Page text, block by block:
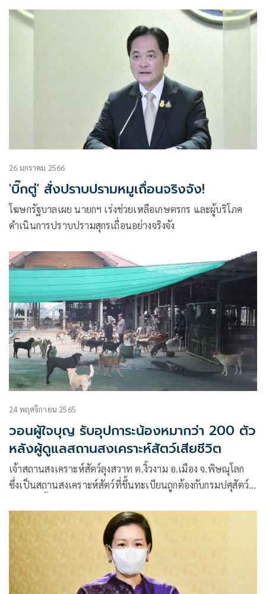
26 มกราคม 2566
'บิ๊กตู่' สั่งปราบปรามหมูเถื่อนจริงจัง!
โฆษกรัฐบาลเผย นายกฯ เร่งช่วยเหลือเกษตรกร และผู้บริโภค
ดำเนินการปราบปรามสุกรเถื่อนอย่างจริงจัง
24 พฤศจิกายน 2565
วอนผู้ใจบุญ รับอุปการะน้องหมากว่า 200 ตัว
หลังผู้ดูแลสถานสงเคราะห์สัตว์เสียชีวิต
เจ้าสถานสงเคราะห์สัตว์ลุงสวาท ต.งิ้วงาม อ.เมือง จ.พิษณุโลก
ซึ่งเป็นสถานสงเคราะห์สัตว์ที่ขึ้นทะเบียนถูกต้องกับกรมปศุสัตว์
สลุด เจ้าของสถานสงเคราะห์สัตว์